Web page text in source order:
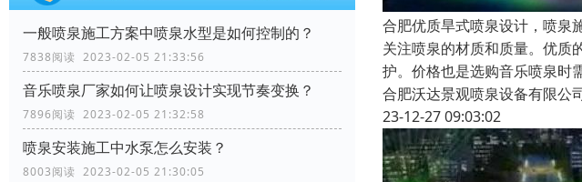
一般喷泉施工方案中喷泉水型是如何控制的？
7838阅读 2023-02-05 21:33:56
音乐喷泉厂家如何让喷泉设计实现节奏变换？
7896阅读 2023-02-05 21:32:58
喷泉安装施工中水泵怎么安装？
8003阅读 2023-02-05 21:30:05
合肥优质旱式喷泉设计，喷泉
关注喷泉的材质和质量。优质
护。价格也是选购音乐喷泉时
合肥沃达景观喷泉设备有限公
23-12-27 09:03:02